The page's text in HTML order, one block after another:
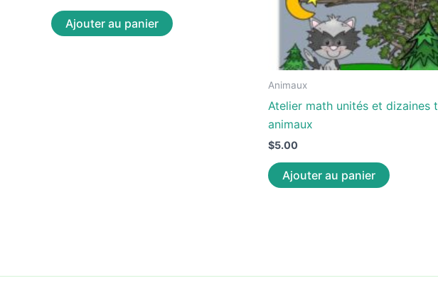
Ajouter au panier
Animaux
Atelier math unités et dizaines
animaux
$5.00
Ajouter au panier